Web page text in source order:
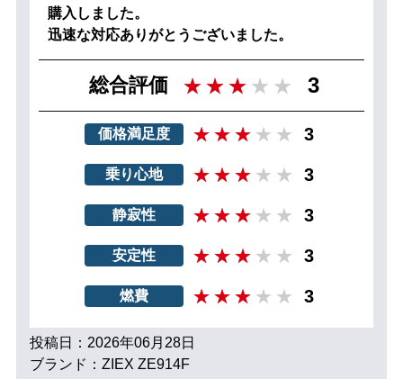
購入しました。
迅速な対応ありがとうございました。
総合評価 3
価格満足度 3
乗り心地 3
静寂性 3
安定性 3
燃費 3
投稿日：2026年06月28日
ブランド：ZIEX ZE914F